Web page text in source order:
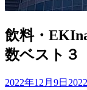
飲料・
数ベスト３
2022年12月9日